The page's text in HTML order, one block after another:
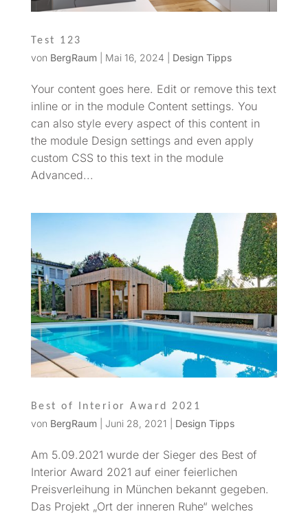
Test 123
von BergRaum| Mai 16, 2024 Design Tipps
Your content goes here. Edit or remove this text
inline or in the module Content settings. You
can also style every aspect of this content in
the module Design settings and even apply
custom CSS to this text in the module
Advanced...
Best of Interior Award 2021
von BergRaum| Juni 28, 2021 Design Tipps
Am 5.09.2021 wurde der Sieger des Best of
Interior Award 2021 auf einer feierlichen
Preisverleihung in München bekannt gegeben.
Das Projekt „Ort der inneren Ruhe“ welches